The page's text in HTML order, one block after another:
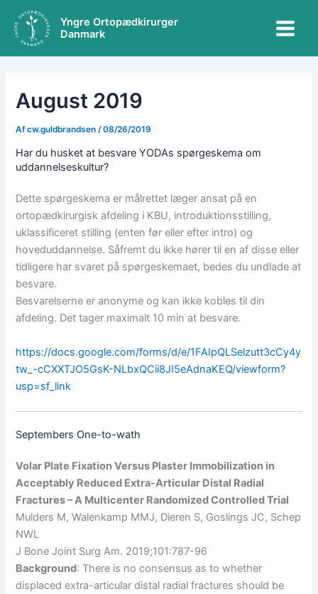
indholdet
Yngre Ortopædkirurger
Danmark
Menu
August 2019
Afcw.guldbrandsen/08/26/2019
Har du husket at besvare YODAs spørgeskema om
uddannelseskultur?
Dette spørgeskema er målrettet læger ansat på en
ortopædkirurgisk afdeling i KBU, introduktionsstilling,
uklassificeret stilling (enten før eller efter intro) og
hoveduddannelse. Såfremt du ikke hører til en af disse eller
tidligere har svaret på spørgeskemaet, bedes du undlade at
besvare.
Besvarelserne er anonyme og kan ikke kobles til din
afdeling. Det tager maximalt 10 min at besvare.
https://docs.google.com/forms/d/e/1FAIpQLSelzutt3cCy4y
tw_-cCXXTJO5GsK-NLbxQCii8JI5eAdnaKEQ/viewform?
usp=sf_link
Septembers One-to-wath
Volar Plate Fixation Versus Plaster Immobilization in
Acceptably Reduced Extra-Articular Distal Radial
Fractures – A Multicenter Randomized Controlled Trial
Mulders M, Walenkamp MMJ, Dieren S, Goslings JC, Schep
NWL
J Bone Joint Surg Am. 2019;101:787-96
Background: There is no consensus as to whether
displaced extra-articular distal radial fractures should be
r
k